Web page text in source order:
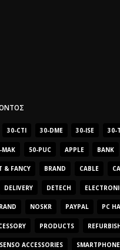
30-CTI 30-DME 30-ISE 30-
MAK 50-PUC APPLE BANK
& FANCY BRAND CABLE
DELIVERY DETECH
NOSKR PAYPAL PC
PRODUCTS
SENSO ACCESSORIES SMARTPHONE